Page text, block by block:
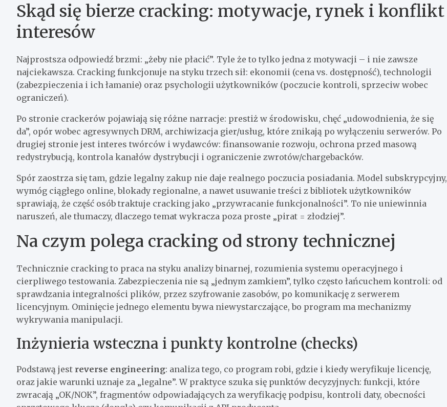
Skąd się bierze cracking: motywacje, rynek i konflikt
interesów
Najprostsza odpowiedź brzmi: „żeby nie płacić”. Tyle że to tylko jedna z motywacji – i nie zawsze
najciekawsza. Cracking funkcjonuje na styku trzech sił: ekonomii (cena vs. dostępność), technologii
(zabezpieczenia i ich łamanie) oraz psychologii użytkowników (poczucie kontroli, sprzeciw wobec
ograniczeń).
Po stronie crackerów pojawiają się różne narracje: prestiż w środowisku, chęć „udowodnienia, że się
da”, opór wobec agresywnych DRM, archiwizacja gier/usług, które znikają po wyłączeniu serwerów. Po
drugiej stronie jest interes twórców i wydawców: finansowanie rozwoju, ochrona przed masową
redystrybucją, kontrola kanałów dystrybucji i ograniczenie zwrotów/chargebacków.
Spór zaostrza się tam, gdzie legalny zakup nie daje realnego poczucia posiadania. Model subskrypcyjny,
wymóg ciągłego online, blokady regionalne, a nawet usuwanie treści z bibliotek użytkowników
sprawiają, że część osób traktuje cracking jako „przywracanie funkcjonalności”. To nie uniewinnia
naruszeń, ale tłumaczy, dlaczego temat wykracza poza proste „pirat = złodziej”.
Na czym polega cracking od strony technicznej
Technicznie cracking to praca na styku analizy binarnej, rozumienia systemu operacyjnego i
cierpliwego testowania. Zabezpieczenia nie są „jednym zamkiem”, tylko często łańcuchem kontroli: od
sprawdzania integralności plików, przez szyfrowanie zasobów, po komunikację z serwerem
licencyjnym. Ominięcie jednego elementu bywa niewystarczające, bo program ma mechanizmy
wykrywania manipulacji.
Inżynieria wsteczna i punkty kontrolne (checks)
Podstawą jest reverse engineering: analiza tego, co program robi, gdzie i kiedy weryfikuje licencję,
oraz jakie warunki uznaje za „legalne”. W praktyce szuka się punktów decyzyjnych: funkcji, które
zwracają „OK/NOK”, fragmentów odpowiadających za weryfikację podpisu, kontroli daty, obecności